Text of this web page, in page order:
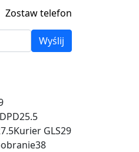
Zostaw telefon
Wyślij
25.5
Kurier GLS29
38